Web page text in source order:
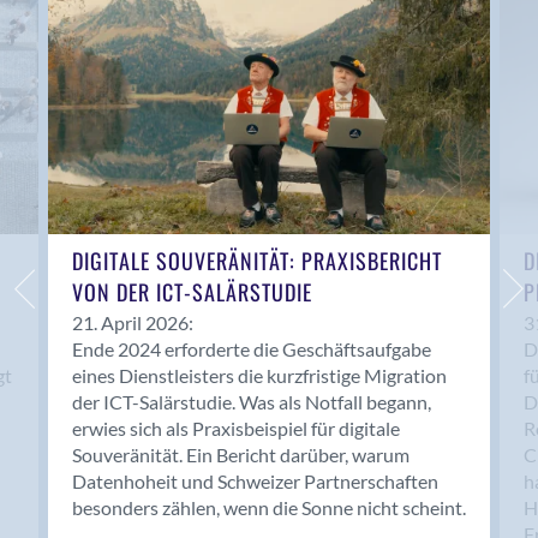
Anwil
Appenzell
Au SG
Baar
Baden
Balsthal
Balzers
Basel
Bassersdorf
Belp
Bendern
Benken (SG)
Bergdietikon
Berlin
Bern
Bern - Liebefeld
DIGITALE SOUVERÄNITÄT: PRAXISBERICHT
VON DER ICT-SALÄRSTUDIE
21. April 2026:
Ende 2024 erforderte die Geschäftsaufgabe
eines Dienstleisters die kurzfristige Migration
der ICT-Salärstudie. Was als Notfall begann,
erwies sich als Praxisbeispiel für digitale
Souveränität. Ein Bericht darüber, warum
Datenhoheit und Schweizer Partnerschaften
besonders zählen, wenn die Sonne nicht scheint.